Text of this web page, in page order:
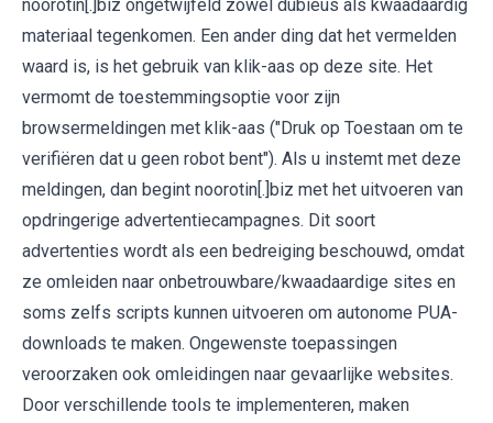
noorotin[.]biz ongetwijfeld zowel dubieus als kwaadaardig
materiaal tegenkomen. Een ander ding dat het vermelden
waard is, is het gebruik van klik-aas op deze site. Het
vermomt de toestemmingsoptie voor zijn
browsermeldingen met klik-aas ("Druk op Toestaan ​​om te
verifiëren dat u geen robot bent"). Als u instemt met deze
meldingen, dan begint noorotin[.]biz met het uitvoeren van
opdringerige advertentiecampagnes. Dit soort
advertenties wordt als een bedreiging beschouwd, omdat
ze omleiden naar onbetrouwbare/kwaadaardige sites en
soms zelfs scripts kunnen uitvoeren om autonome PUA-
downloads te maken. Ongewenste toepassingen
veroorzaken ook omleidingen naar gevaarlijke websites.
Door verschillende tools te implementeren, maken